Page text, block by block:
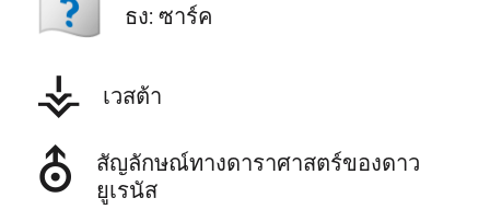
ธง: ซาร์ค
⚶ เวสต้า
⛢
สัญลักษณ์ทางดาราศาสตร์ของดาว
ยูเรนัส